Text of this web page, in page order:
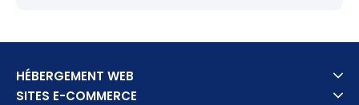
HÉBERGEMENT WEB
SITES E-COMMERCE